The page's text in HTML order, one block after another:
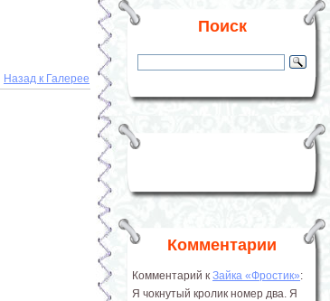
Назад к Галерее
Поиск
Комментарии
Комментарий к Зайка «Фростик»:
Я чокнутый кролик номер два. Я